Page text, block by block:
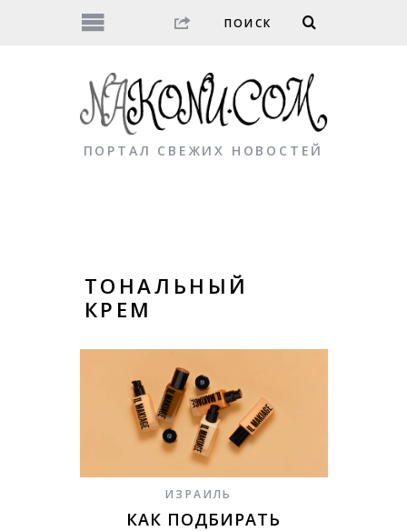
ПОРТАЛ СВЕЖИХ НОВОСТЕЙ
ТОНАЛЬНЫЙ
КРЕМ
ИЗРАИЛЬ
КАК ПОДБИРАТЬ